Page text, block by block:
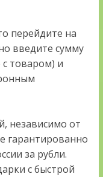
перейдите на
введите сумму
с товаром) и
независимо от
гарантированно
за рубли.
с быстрой